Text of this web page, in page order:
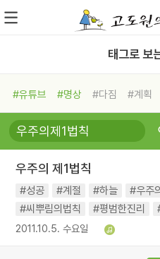
태그로 보
#유튜브 #명상 #다짐 #계획
#비전캠프
#독서캠프 #삶
#희망
#나눔 #친구 #링컨학교
#독서
#건강 #면역력
우주의 제1법칙
#성공 #계절 #하늘 #우주
#씨뿌림의법칙
#평범한진리
2011.10.5. 수요일